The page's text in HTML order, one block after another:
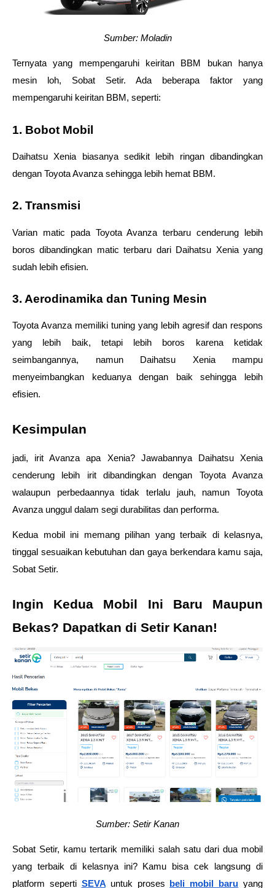
Sumber: Moladin
Ternyata yang mempengaruhi keiritan BBM bukan hanya
mesin loh, Sobat Setir. Ada beberapa faktor yang
mempengaruhi keiritan BBM, seperti:
1. Bobot Mobil
Daihatsu Xenia biasanya sedikit lebih ringan dibandingkan
dengan Toyota Avanza sehingga lebih hemat BBM.
2. Transmisi
Varian matic pada Toyota Avanza terbaru cenderung lebih
boros dibandingkan matic terbaru dari Daihatsu Xenia yang
sudah lebih efisien.
3. Aerodinamika dan Tuning Mesin
Toyota Avanza memiliki tuning yang lebih agresif dan respons
yang lebih baik, tetapi lebih boros karena ketidak
seimbangannya, namun Daihatsu Xenia mampu
menyeimbangkan keduanya dengan baik sehingga lebih
efisien.
Kesimpulan
jadi, irit Avanza apa Xenia? Jawabannya Daihatsu Xenia
cenderung lebih irit dibandingkan dengan Toyota Avanza
walaupun perbedaannya tidak terlalu jauh, namun Toyota
Avanza unggul dalam segi durabilitas dan performa.
Kedua mobil ini memang pilihan yang terbaik di kelasnya,
tinggal sesuaikan kebutuhan dan gaya berkendara kamu saja,
Sobat Setir.
Ingin Kedua Mobil Ini Baru Maupun
Bekas? Dapatkan di Setir Kanan!
Sumber: Setir Kanan
Sobat Setir, kamu tertarik memiliki salah satu dari dua mobil
yang terbaik di kelasnya ini? Kamu bisa cek langsung di
platform seperti SEVA untuk proses beli mobil baru yang